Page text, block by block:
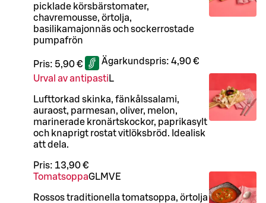
picklade körsbärstomater,
chavremousse, örtolja,
basilikamajonnäs och sockerrostade
pumpafrön
Pris: 5,90 € Ägarkundspris: 4,90 €
Urval av antipasti L
Lufttorkad skinka, fänkålssalami,
auraost, parmesan, oliver, melon,
marinerade kronärtskockor, paprikasylt
och knaprigt rostat vitlöksbröd. Idealisk
att dela.
Pris: 13,90 €
TomatsoppaGLMVE
Rossos traditionella tomatsoppa, örtolja